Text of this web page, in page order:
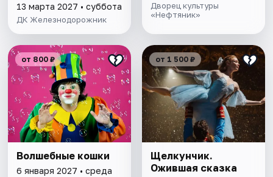
13 марта 2027 • суббота
ДК Железнодорожник
Дворец культуры
«Нефтяник»
от 800 ₽
Волшебные кошки
6 января 2027 • среда
от 1 500 ₽
Щелкунчик.
Ожившая сказка